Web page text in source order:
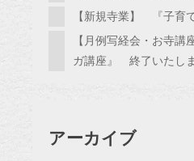
【新規寺業】 『子
【月例写経会・お寺
ガ講座』 終了いたし
アーカイブ